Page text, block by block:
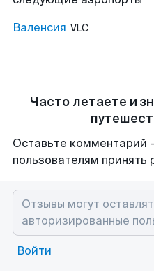
Валенсия VLC
Часто летаете и
Оставьте комментарий
пользователям принять
Войти